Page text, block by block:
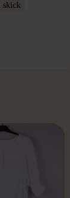
skick